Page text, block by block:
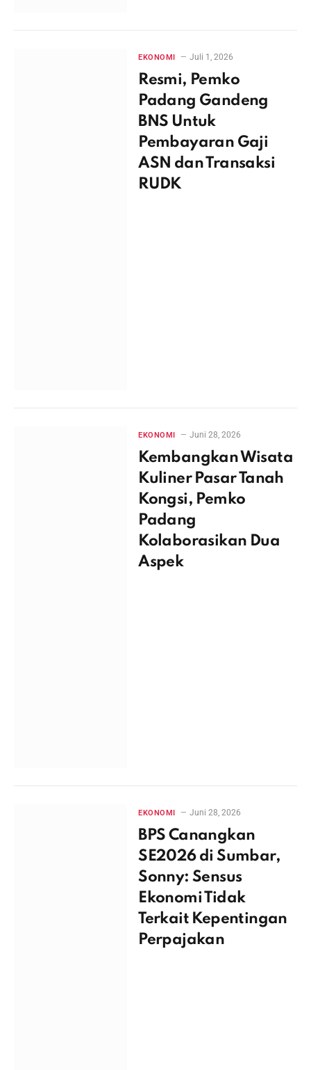
EKONOMI Juli 1, 2026
Resmi, Pemko
Padang Gandeng
BNS Untuk
Pembayaran Gaji
ASN dan Transaksi
RUDK
EKONOMI Juni 28, 2026
Kembangkan Wisata
Kuliner Pasar Tanah
Kongsi, Pemko
Padang
Kolaborasikan Dua
Aspek
EKONOMI Juni 28, 2026
BPS Canangkan
SE2026 di Sumbar,
Sonny: Sensus
Ekonomi Tidak
Terkait Kepentingan
Perpajakan